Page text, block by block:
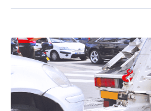
7.社員（従業者）の個人情報
人事･勤怠･健康・労務等の管理、
退職関連処理等の各種手続きのた
業員同士の連絡のため